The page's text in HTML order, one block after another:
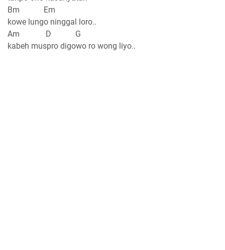
Bm Em
kowe lungo ninggal loro..
Am D G
kabeh muspro digowo ro wong liyo..